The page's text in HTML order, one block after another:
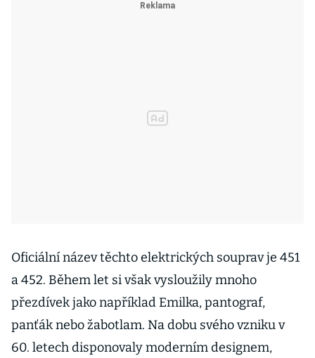
Oficiální název těchto elektrických souprav je 451
a 452. Během let si však vysloužily mnoho
přezdívek jako například Emilka, pantograf,
panťák nebo žabotlam. Na dobu svého vzniku v
60. letech disponovaly moderním designem,